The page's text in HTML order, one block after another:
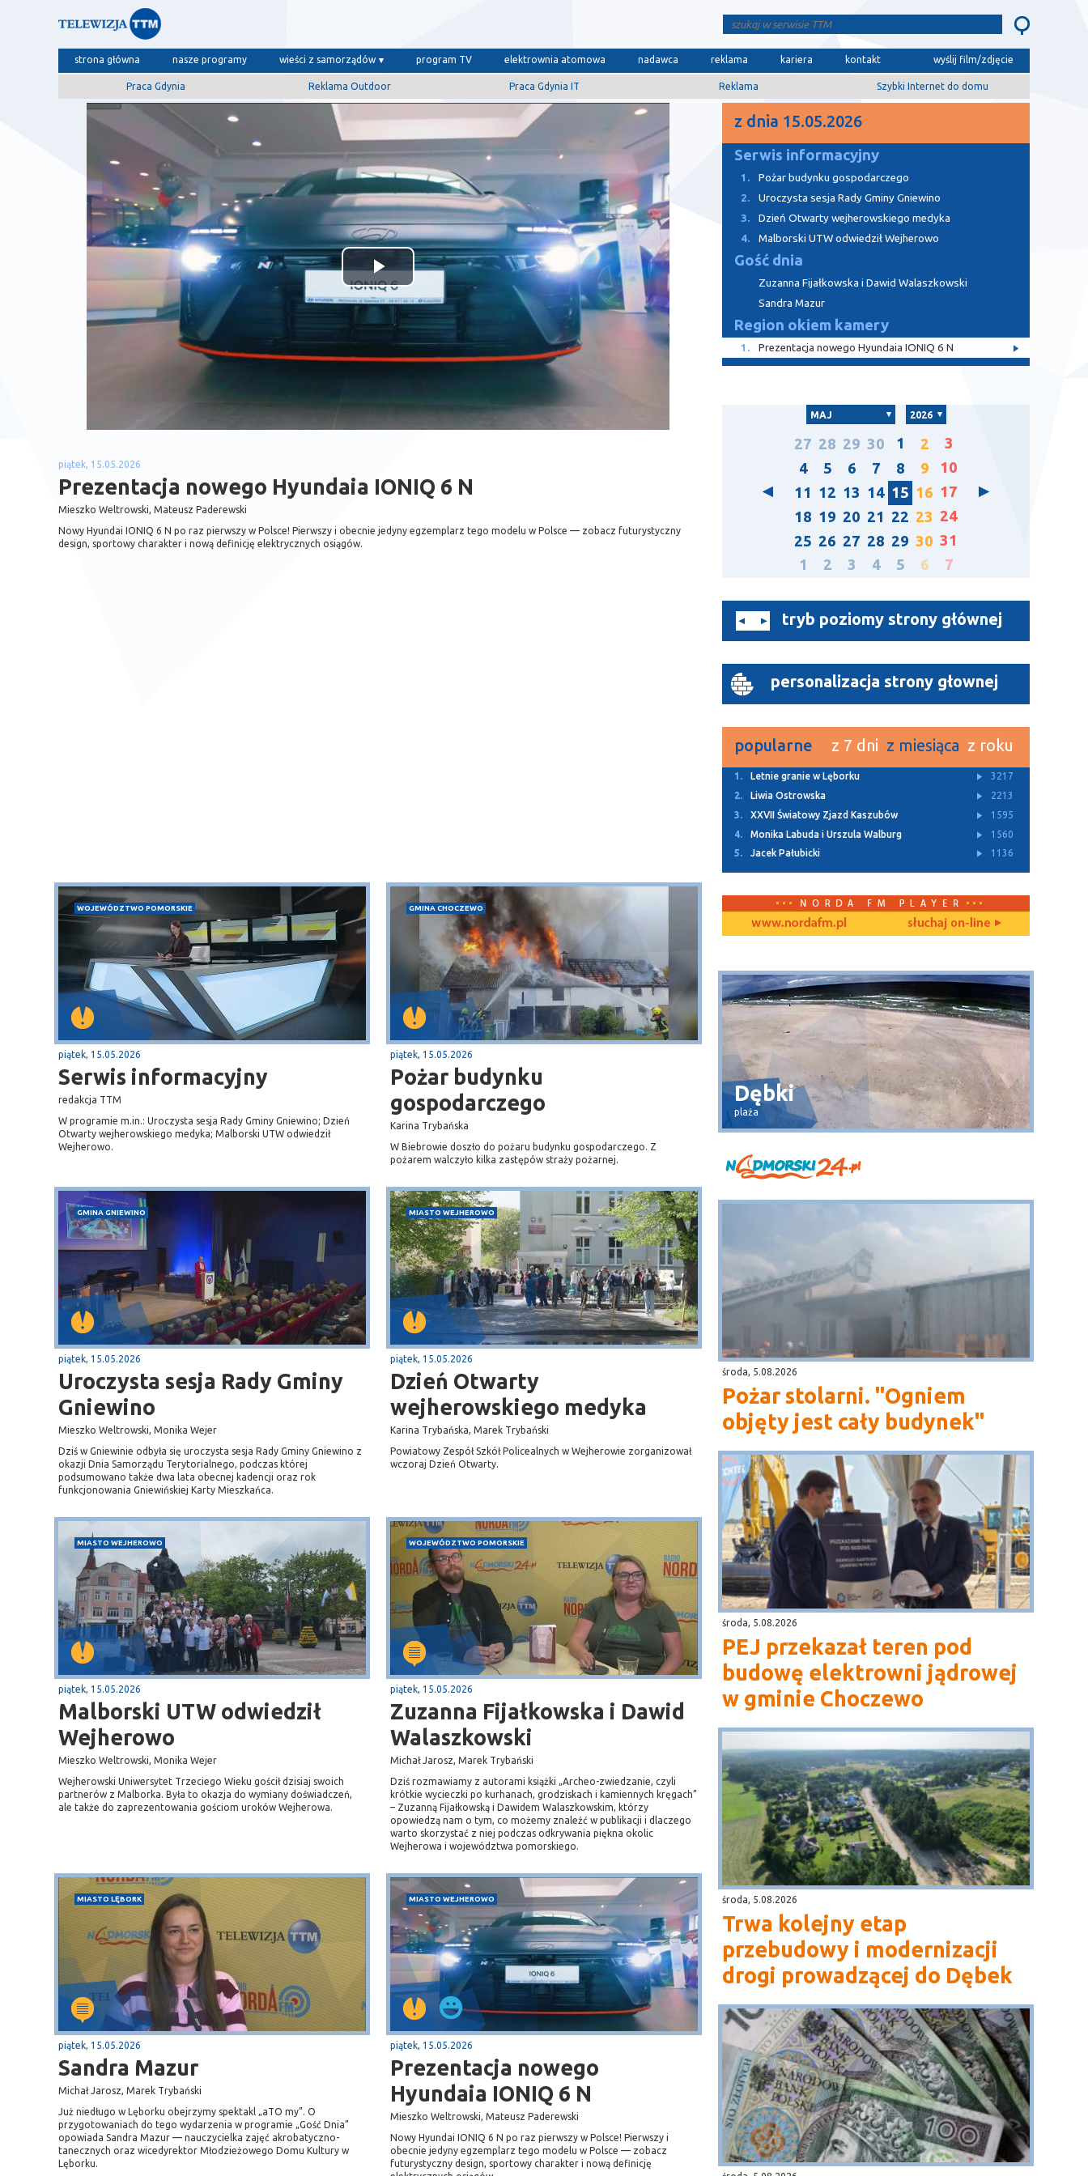
strona główna nasze programy wieści z samorządów program TV elektrownia atomowa nadawca reklama kariera kontakt wyślij film/zdjęcie
Praca Gdynia Reklama Outdoor Praca Gdynia IT Reklama Szybki Internet do domu
Odtwórz
wideo
piątek, 15.05.2026
Prezentacja nowego Hyundaia IONIQ 6 N
Mieszko Weltrowski, Mateusz Paderewski
Nowy Hyundai IONIQ 6 N po raz pierwszy w Polsce! Pierwszy i obecnie jedyny egzemplarz tego modelu w Polsce — zobacz futurystyczny
design, sportowy charakter i nową definicję elektrycznych osiągów.
WOJEWÓDZTWO POMORSKIE
piątek, 15.05.2026
Serwis informacyjny
redakcja TTM
W programie m.in.: Uroczysta sesja Rady Gminy Gniewino; Dzień
Otwarty wejherowskiego medyka; Malborski UTW odwiedził
Wejherowo.
GMINA CHOCZEWO
piątek, 15.05.2026
Pożar budynku
gospodarczego
Karina Trybańska
W Biebrowie doszło do pożaru budynku gospodarczego. Z
pożarem walczyło kilka zastępów straży pożarnej.
GMINA GNIEWINO
piątek, 15.05.2026
Uroczysta sesja Rady Gminy
Gniewino
Mieszko Weltrowski, Monika Wejer
Dziś w Gniewinie odbyła się uroczysta sesja Rady Gminy Gniewino z
okazji Dnia Samorządu Terytorialnego, podczas której
podsumowano także dwa lata obecnej kadencji oraz rok
funkcjonowania Gniewińskiej Karty Mieszkańca.
MIASTO WEJHEROWO
piątek, 15.05.2026
Dzień Otwarty
wejherowskiego medyka
Karina Trybańska, Marek Trybański
Powiatowy Zespół Szkół Policealnych w Wejherowie zorganizował
wczoraj Dzień Otwarty.
MIASTO WEJHEROWO
piątek, 15.05.2026
Malborski UTW odwiedził
Wejherowo
Mieszko Weltrowski, Monika Wejer
Wejherowski Uniwersytet Trzeciego Wieku gościł dzisiaj swoich
partnerów z Malborka. Była to okazja do wymiany doświadczeń,
ale także do zaprezentowania gościom uroków Wejherowa.
WOJEWÓDZTWO POMORSKIE
piątek, 15.05.2026
Zuzanna Fijałkowska i Dawid
Walaszkowski
Michał Jarosz, Marek Trybański
Dziś rozmawiamy z autorami książki „Archeo-zwiedzanie, czyli
krótkie wycieczki po kurhanach, grodziskach i kamiennych kręgach”
– Zuzanną Fijałkowską i Dawidem Walaszkowskim, którzy
opowiedzą nam o tym, co możemy znaleźć w publikacji i dlaczego
warto skorzystać z niej podczas odkrywania piękna okolic
Wejherowa i województwa pomorskiego.
MIASTO LĘBORK
piątek, 15.05.2026
Sandra Mazur
Michał Jarosz, Marek Trybański
Już niedługo w Lęborku obejrzymy spektakl „aTO my”. O
przygotowaniach do tego wydarzenia w programie „Gość Dnia”
opowiada Sandra Mazur — nauczycielka zajęć akrobatyczno-
tanecznych oraz wicedyrektor Młodzieżowego Domu Kultury w
Lęborku.
MIASTO WEJHEROWO
piątek, 15.05.2026
Prezentacja nowego
Hyundaia IONIQ 6 N
Mieszko Weltrowski, Mateusz Paderewski
Nowy Hyundai IONIQ 6 N po raz pierwszy w Polsce! Pierwszy i
obecnie jedyny egzemplarz tego modelu w Polsce — zobacz
futurystyczny design, sportowy charakter i nową definicję
z dnia 15.05.2026
Serwis informacyjny
1.
Pożar budynku gospodarczego
2.
Uroczysta sesja Rady Gminy Gniewino
3.
Dzień Otwarty wejherowskiego medyka
4.
Malborski UTW odwiedził Wejherowo
Gość dnia
Zuzanna Fijałkowska i Dawid Walaszkowski
Sandra Mazur
Region okiem kamery
1. Prezentacja nowego Hyundaia IONIQ 6 N
MAJ 2026
27 28 29 30 1 2
3
4
5 6 7 8 9
10
11 12 13 14 15 16 17
18 19 20 21 22 23 24
25 26 27 28 29 30 31
1
2 3 4 5 6 7
tryb poziomy strony głównej
personalizacja strony głownej
popularne z 7 dni z miesiąca z roku
1. Letnie granie w Lęborku
3217
2.
Liwia Ostrowska
2213
3.
XXVII Światowy Zjazd Kaszubów
1595
4.
Monika Labuda i Urszula Walburg
1560
5.
Jacek Pałubicki 1136
Sopot Puck
Przystań, molo
Dębki
plaża
środa, 5.08.2026
Pożar stolarni. "Ogniem
objęty jest cały budynek"
środa, 5.08.2026
PEJ przekazał teren pod
budowę elektrowni jądrowej
w gminie Choczewo
środa, 5.08.2026
Trwa kolejny etap
przebudowy i modernizacji
drogi prowadzącej do Dębek